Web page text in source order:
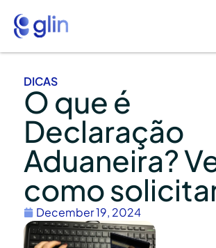
DICAS
O que é
Declaração
Aduaneira?
como
December 19, 2024